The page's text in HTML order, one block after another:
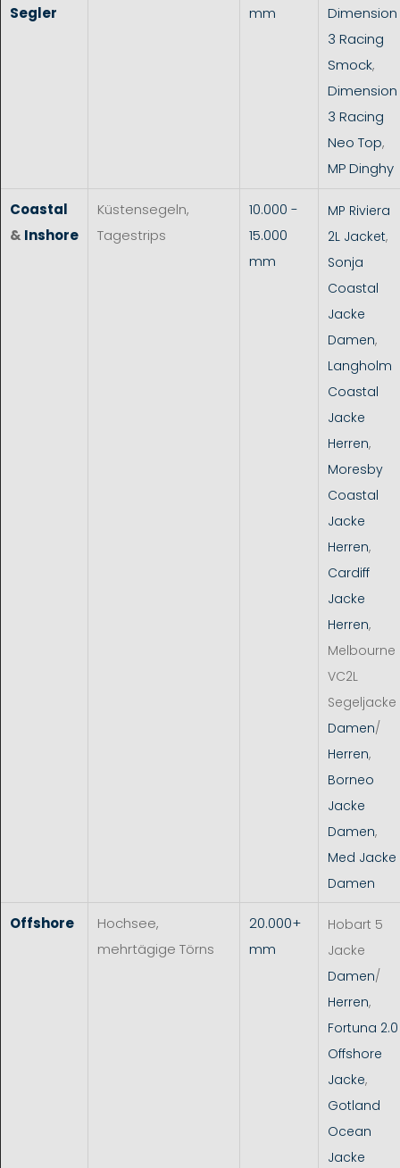
Segler mm
Dimension
3 Racing
Smock,
Dimension
3 Racing
Neo Top,
MP Dinghy
Coastal
& Inshore
Küstensegeln,
Tagestrips
10.000 -
15.000
mm
MP Riviera
2L Jacket,
Sonja
Coastal
Jacke
Damen,
Langholm
Coastal
Jacke
Herren,
Moresby
Coastal
Jacke
Herren,
Cardiff
Jacke
Herren,
Melbourne
VC2L
Segeljacke
Damen/
Herren,
Borneo
Jacke
Damen,
Med Jacke
Damen
Offshore
Hochsee,
mehrtägige Törns
20.000+
mm
Hobart 5
Jacke
Damen/
Herren,
Fortuna 2.0
Offshore
Jacke,
Gotland
Ocean
Jacke